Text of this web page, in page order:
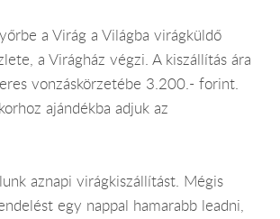
a Virág a Világba virágküldő
a Virágház végzi. A kiszállítás ára
vonzáskörzetébe 3.200.- forint.
ajándékba adjuk az
aznapi virágkiszállítást. Mégis
egy nappal hamarabb leadni,